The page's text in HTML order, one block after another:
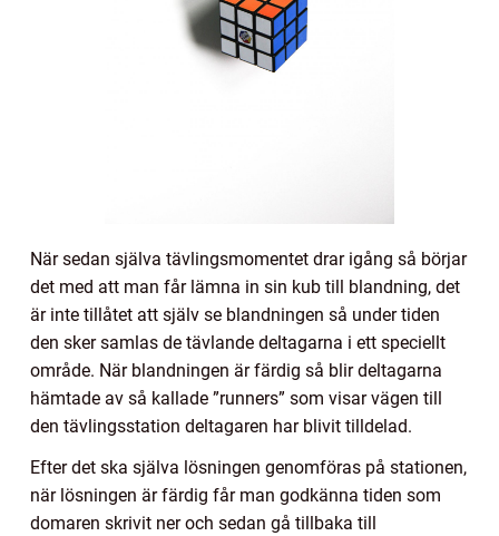
När sedan själva tävlingsmomentet drar igång så börjar
det med att man får lämna in sin kub till blandning, det
är inte tillåtet att själv se blandningen så under tiden
den sker samlas de tävlande deltagarna i ett speciellt
område. När blandningen är färdig så blir deltagarna
hämtade av så kallade ”runners” som visar vägen till
den tävlingsstation deltagaren har blivit tilldelad.
Efter det ska själva lösningen genomföras på stationen,
när lösningen är färdig får man godkänna tiden som
domaren skrivit ner och sedan gå tillbaka till